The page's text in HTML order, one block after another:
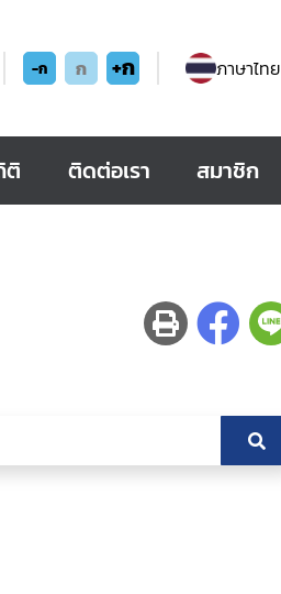
-ก ก +ก ภาษาไทย
ติ ติดต่อเรา สมาชิก